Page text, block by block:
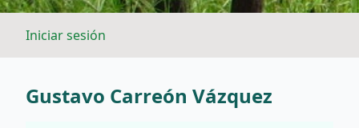
Iniciar sesión
Gustavo Carreón Vázquez